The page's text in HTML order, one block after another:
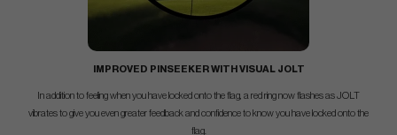
IMPROVED PINSEEKERWITH VISUAL JOLT
In addition to feeling when you have locked onto the flag, a red ring now flashes as JOLT
vibrates to give you even greater feedback and confidence to know you have locked onto the
flag.